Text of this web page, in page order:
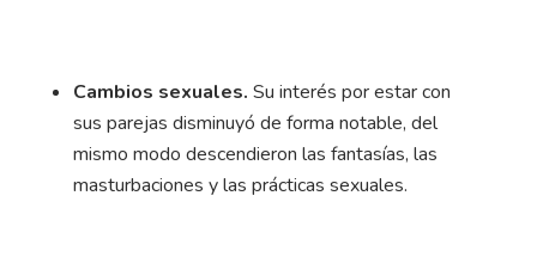
Cambios sexuales. Su interés por estar con
sus parejas disminuyó de forma notable, del
mismo modo descendieron las fantasías, las
masturbaciones y las prácticas sexuales.